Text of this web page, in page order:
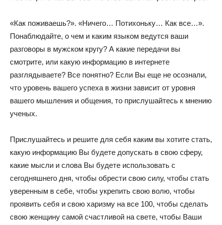
«Как поживаешь?». «Ничего… Потихоньку… Как все…».
Понаблюдайте, о чем и каким языком ведутся ваши
разговоры в мужском кругу? А какие передачи вы
смотрите, или какую информацию в интернете
разглядываете? Все понятно? Если Вы еще не осознали,
что уровень вашего успеха в жизни зависит от уровня
вашего мышления и общения, то прислушайтесь к мнению
ученых.
Прислушайтесь и решите для себя каким вы хотите стать,
какую информацию Вы будете допускать в свою сферу,
какие мысли и слова Вы будете использовать с
сегодняшнего дня, чтобы обрести свою силу, чтобы стать
уверенным в себе, чтобы укрепить свою волю, чтобы
проявить себя и свою харизму на все 100, чтобы сделать
свою женщину самой счастливой на свете, чтобы Ваши